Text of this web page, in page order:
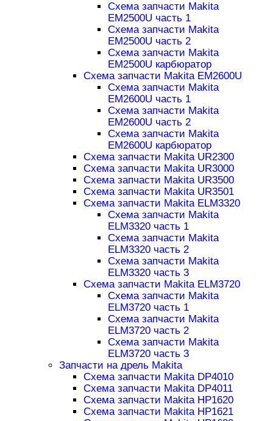
Схема запчасти Makita
EM2500U часть 1
Схема запчасти Makita
EM2500U часть 2
Схема запчасти Makita
EM2500U карбюратор
Схема запчасти Makita EM2600U
Схема запчасти Makita
EM2600U часть 1
Схема запчасти Makita
EM2600U часть 2
Схема запчасти Makita
EM2600U карбюратор
Схема запчасти Makita UR2300
Схема запчасти Makita UR3000
Схема запчасти Makita UR3500
Схема запчасти Makita UR3501
Схема запчасти Makita ELM3320
Схема запчасти Makita
ELM3320 часть 1
Схема запчасти Makita
ELM3320 часть 2
Схема запчасти Makita
ELM3320 часть 3
Схема запчасти Makita ELM3720
Схема запчасти Makita
ELM3720 часть 1
Схема запчасти Makita
ELM3720 часть 2
Схема запчасти Makita
ELM3720 часть 3
Запчасти на дрель Makita
Схема запчасти Makita DP4010
Схема запчасти Makita DP4011
Схема запчасти Makita HP1620
Схема запчасти Makita HP1621